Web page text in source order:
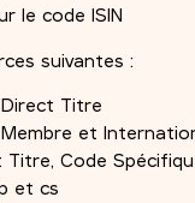
le code ISIN
suivantes :
Titre
et
Titre, Code
et cs